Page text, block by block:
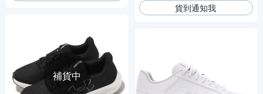
補貨中
貨到通知我